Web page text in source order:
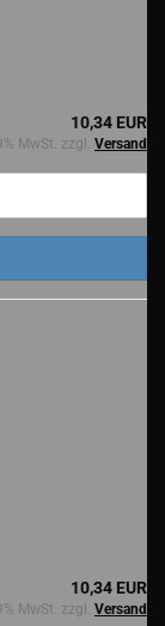
10,34 EUR
MwSt. zzgl. Versand
10,34 EUR
MwSt. zzgl. Versand